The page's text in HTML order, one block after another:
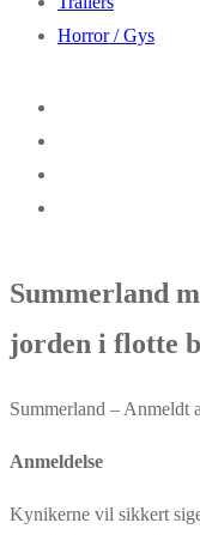
Horror / Gys
Summerland
jorden i flotte
Summerland –
Anmeldelse
Kynikerne vil sikkert